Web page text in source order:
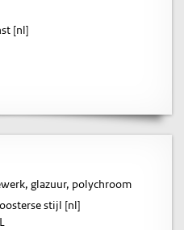
[nl]
glazuur, polychroom
stijl [nl]